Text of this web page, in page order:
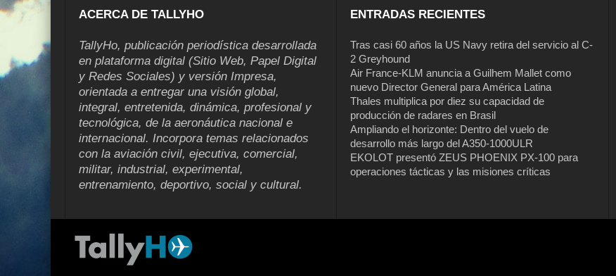
ACERCA DE TALLYHO
TallyHo, publicación periodística desarrollada
en plataforma digital (Sitio Web, Papel Digital
y Redes Sociales) y versión Impresa,
orientada a entregar una visión global,
integral, entretenida, dinámica, profesional y
tecnológica, de la aeronáutica nacional e
internacional. Incorpora temas relacionados
con la aviación civil, ejecutiva, comercial,
militar, industrial, experimental,
entrenamiento, deportivo, social y cultural.
ENTRADAS RECIENTES
Tras casi 60 años la US Navy retira del servicio al C-
2 Greyhound
Air France-KLM anuncia a Guilhem Mallet como
nuevo Director General para América Latina
Thales multiplica por diez su capacidad de
producción de radares en Brasil
Ampliando el horizonte: Dentro del vuelo de
desarrollo más largo del A350-1000ULR
EKOLOT presentó ZEUS PHOENIX PX-100 para
operaciones tácticas y las misiones críticas